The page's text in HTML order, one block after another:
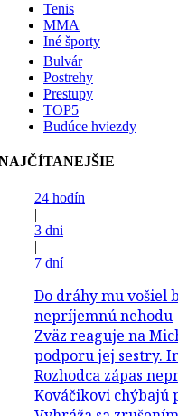
Tenis
MMA
Iné športy
Bulvár
Postrehy
Prestupy
TOP5
Budúce hviezdy
24 hodín
|
3 dni
|
7 dní